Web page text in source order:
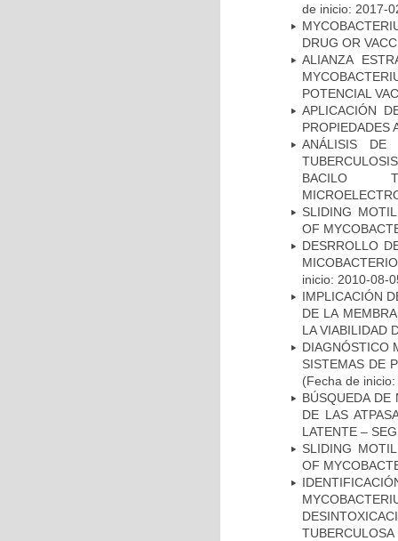
de inicio: 2017-
DRUG OR
ALIANZA
POTENCIAL
APLICACIÓN
PROPIEDADES
ANÁLISIS DE
BACILO
SLIDING
OF
DESRROLLO
inicio: 2010-08-
IMPLICACIÓN
DE LA
LA VIABILIDAD
DIAGNÓSTICO
SISTEMAS DE
(Fecha de
BÚSQUEDA DE
DE LAS
LATENTE –
SLIDING
OF
TUBERCULOSA